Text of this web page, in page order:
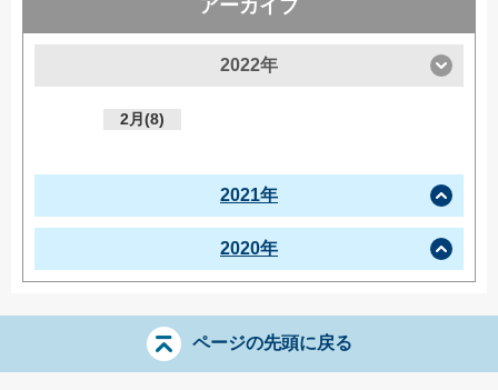
アーカイブ
2022年
2月(8)
2021年
2020年
ページの先頭に戻る